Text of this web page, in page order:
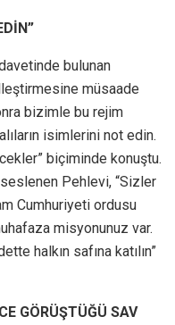
bulunan
müsaade
bizimle bu rejim
isimlerini not edin.
biçiminde konuştu.
Pehlevi, “Sizler
Cumhuriyeti ordusu
misyonunuz var.
halkın safına katılın”
GÖRÜŞTÜĞÜ SAV